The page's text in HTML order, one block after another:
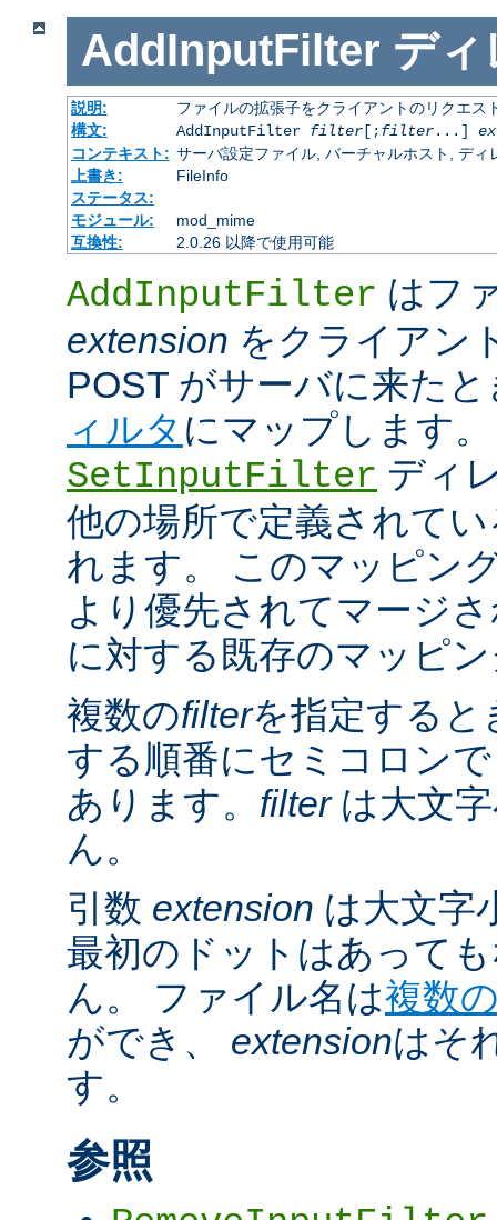
AddInputFilter ディ
説明:
ファイルの拡張子をクライアントのリクエス
構文:
AddInputFilter filter[;filter...]
コンテキスト: サーバ設定ファイル, バーチャルホスト, ディ
上書き:
FileInfo
ステータス:
モジュール:
mod_mime
互換性:
2.0.26 以降で使用可能
AddInputFilter はフ
extension をクライアン
POST がサーバに来た
ィルタ にマップします
SetInputFilter ディ
他の場所で定義されて
れます。 このマッピン
より優先されてマージ
に対する既存のマッピ
複数のfilterを指定すると
する順番にセミコロン
あります。 filterは大文
ん。
引数 extension は大文字
最初のドットはあって
ん。 ファイル名は複数
ができ、 extensionはそ
す。
参照